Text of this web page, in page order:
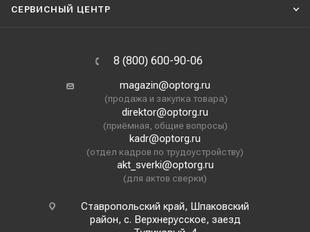
СЕРВИСНЫЙ ЦЕНТР
8 (800) 600-90-06
magazin@optorg.ru
(продажа и закупка товара)
direktor@optorg.ru
(приёмная, общие вопросы)
kadr@optorg.ru
(отдел кадров по трудоустройству)
akt_sverki@optorg.ru
(для актов сверки)
Ставропольский край, Шпаковский
район, с. Верхнерусское, заезд